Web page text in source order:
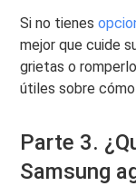
Si no tienes
mejor que cuide
grietas o
útiles sobre
Parte 3.
Samsung